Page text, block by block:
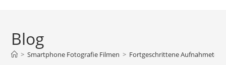
Blog
> Smartphone Fotografie Filmen > Fortgeschrittene